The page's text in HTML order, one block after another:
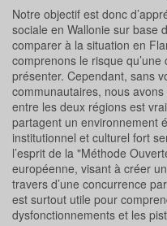
Notre objectif est donc
sociale en Wallonie sur base
comparer à la situation en
comprenons le risque
présenter. Cependant, sans
communautaires, nous
entre les deux régions est
partagent un environnement
institutionnel et culturel fort
l’esprit de la "Méthode
européenne, visant à créer
travers d’une concurrence
est surtout utile pour
dysfonctionnements et les